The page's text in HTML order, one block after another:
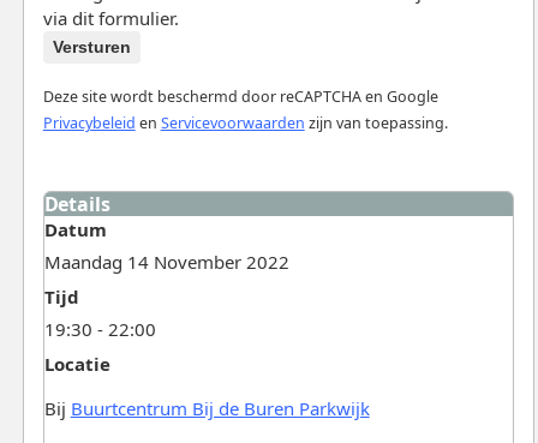
via dit formulier.
Versturen
Deze site wordt beschermd door reCAPTCHA en Google
Privacybeleid en Servicevoorwaarden zijn van toepassing.
Details
Datum
Maandag 14 November 2022
Tijd
19:30 - 22:00
Locatie
Bij Buurtcentrum Bij de Buren Parkwijk